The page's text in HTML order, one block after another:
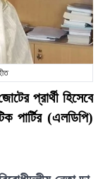
প্রার্থী হিসেবে
পার্টির (এলডিপি)